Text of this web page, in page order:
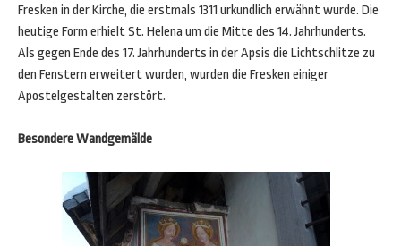
Fresken in der Kirche, die erstmals 1311 urkundlich erwähnt wurde. Die
heutige Form erhielt St. Helena um die Mitte des 14. Jahrhunderts.
Als gegen Ende des 17. Jahrhunderts in der Apsis die Lichtschlitze zu
den Fenstern erweitert wurden, wurden die Fresken einiger
Apostelgestalten zerstört.
Besondere Wandgemälde